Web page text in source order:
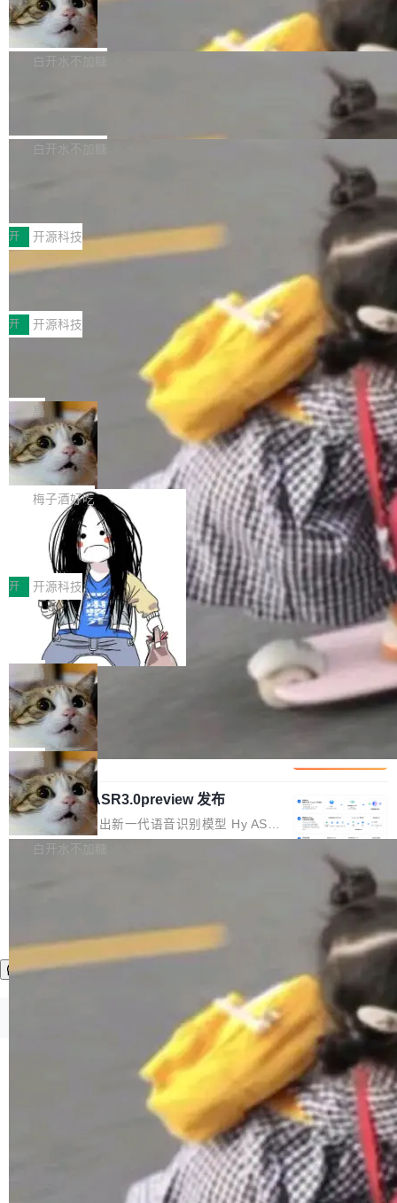
ceXAI的资金消耗速度尤为引人瞩目。然而，支
撑庞大支出的资金来源却呈现出截然不同的面
貌。数据显示，微软和 Meta 主要依托充沛的经
你可以用 curl -fsSL https://dev.meta.ai/install.
sh | bash 安装一个能在大项目里自动规划、写
代码、验证结果的 AI 终端工具。 据介绍，Muse
个主 agent 循环，外加一组后台 agent。这些后
美团开源 LoHoSearch，用知识图谱校
准 AI 能力认知
机器出题的前提，是让机器拥有全局视野。整个
构建流程可以分为四个环节：建图 → 控制难度
白开水不加糖
库，并将作为transport接入Mooncake TENT。
MPComm将作为一种传输引擎接入Mooncake T
ENT，实现零拷贝传输性能提升30%、非零拷贝
传输性能最高提升5倍。UCL-MPComm底层基
于自研UCL-Engine通信引擎，后续腾讯网平将
持续开源更多基于UCL-Engine的高性能通信组
件。 腾讯网平团队在UCL-MPComm中实现了一
个独立于业务线程的全局通信引擎（Engine），
白开水不加糖
型案例入选名单》，深信服“面向企业研发场景的
开源 AI 编程平台 CoStrict 应用”凭借卓越的技术
创新与落地成效成功入选。 全链路私有化部署，
助力企业AI研发安全落地 当前，越来越多企业已
经开始引入 AI Coding 工具，通过调用公有云模
型或企业内部部署模型提升研发效率。但随着 AI
Coding 从个人辅助工具逐步走向团队级、组织
级应用，企业在规模化落地过程中，对安全性、
可控性和代码质量提出了更高要求。 首先是数据
安全与合规要求。对于大多数普通研发场景，公
有云模型能够满足快速试用和效率提升的需求。
但对于金融、能源、医疗等对数据安全要求较...
开 开源科技
深信服AI算力网关入选工信部人工智能
前不久，工业和信息化部正式发布《2025年人工
智能应用典型案例名单》，集中展示人工智能在
各领域的应用成果，覆盖技术底座、行业赋能、
产品应用、支撑保障、专题等五大方向。深信服
AI算力网关（AI创新平台）成功入选！ 随着各行
各业的Agent走向规模化建设，算力构成形态逐
渐丰富，用户关注的重点也在发生变化：不只是
让AI用起来，还要进一步看清混合算力时代下，
Token花在哪里、算力是否被充分利用，以及持
续增长的AI成本该如何优化。 深信服AI算力网关
正是围绕这些实际问题，从Token治理和成本治
理两个方面，让用户的每一份算力都看得清、管
得住、用得稳、省得下、更安全！ 一、从现在开
始，Token使用一目...
开 开源科技
Jeff Dean 离开 Google：一个时代的结
束，一个实验室的开始
Google 员工编号 20。MapReduce 作者之一。
Bigtable 作者之一。TensorFlow 的作者之一。
Gemini 的架构师。Google 首席科学家。 Jeff D
ean 在 Google 工作了 27 年后，宣布离职。 他
不是一个人走。一同离开的还有 Sanjay Ghema
wat（Google 员工编号 23，Jeff Dean 二十多
年的编程搭档，MapReduce 和 Bigtable 的共同
作者）、Quoc Le（Google 大脑核心成员，Se
q2Seq 和 DocAI 的共同发明人）以及 Oriol Vin
yals（Gemini 联合负责人，AlphaSta...
局
🔥 SolonCode v2026.8.4 发布：界面
字体可调、22 种语言、记忆搜索增强
打开终端就能上岗的全中文编码智能体，这一轮
把「看得清、用母语、记得住」三件事一次补
齐。 SolonCode 是什么 SolonCode 是杭州无
耳科技研发的企业级终端编码智能体——一位全
中文驱动的数字员工，自主理解需求、规划步
骤、编写代码。不挑模型、不挑平台，curl 一行
装完即用。 开源地址：Gitee · GitCode · GitHu
b 安装 支持 Java 8+（8~26）、macOS / Linu
x / Windows / Harmony PC。 # macOS / Linu
x / Harmony PC curl -fsSL https://solon.noea
r.org/solon...
梅子酒好吃
让“代码语义理解”深度释放AI Coding
价值潜能：华为云码道（CodeArts）
代码仓技术解析
一、代码仓深度理解技术的作用与价值 在软件工
程实践中，代码仓是企业核心知识资产的主要载
体。企业级代码仓库通常包含数十万乃至数百万
个文件，其规模远超单次模型调用可承载的上下
文窗口。随着项目规模的持续扩张与代码历史的
不断累积，代码仓中的模块关系、接口契约、业
务逻辑等关键信息往往分散于数十乃至数百个文
件之中，形成高度复杂的知识关联网络。传统的
代码检索手段（如关键词匹配、目录遍历）仅能
在语法层面完成文本定位，难以触及代码的语义
内涵与结构关联，导致开发者使用代码智能体在
理解大规模代码仓时面临显著"代码仓理解"瓶
颈。 代码仓深度理解服务（以下简称" CodeBas
e深度理解服务"）是华为云码道（CodeA...
开 开源科技
一条“删库”命令跑 17 小时，算法工程
师删光 89TB 数据只为干私活
最高人民检察院8月4日公布了一起案件：北京一
名90后算法工程师王某，为了给自己接的私活腾
服务器空间，删光了公司AI游戏部门的全部核心
数据。 王某2024年1月入职东城区某科技公司AI
短剧部门，有互联网大厂背景。在公司内部架构
调整期间，部门三次通知全员将数据从A集群迁
移到B集群，王某都回复了"收到"。 他没有迁移
数据。2024年9月3日下午4点，他使用此前登录
的账号密码进入A集群，输入了一条被程序员圈
称为"删库跑路"的命令——最高管理员权限、无
局
Cloudflare 分享推理优化实践：KV ca
che 量化 + 权重压缩，吞吐量提升 4
1%，成本降 30%
Kimi 和 GLM 是当前最强的大模型系列之一，但
它们有一个共同的问题：太吃显存了。月之暗面
的 Kimi K 系列和智谱的 GLM 都是长上下文、M
oE 架构的大模型，好用到让人上瘾，但 GPU 显
存永远不够用。 Cloudflare 的 Workers AI 团队
一直在跑这些模型的推理。他们在官方博客上发
整性保护。效果是：吞吐量提升 41%，每 token
成本降低 30%，精度不变。 FP8 省的不仅是显
存 KV cache 是推理时最吃显...
局
腾讯混元 Hy ASR3.0preview 发布
腾讯混元正式推出新一代语音识别模型 Hy ASR
3.0preview。基于最新一代大语言模型 Hy3 的
让语音识别不再只是听清，而是真正听懂。通过
先理解你的语境和意图，再把准确的文字直接给
到你。从“逐字转写、单点优化”演进为“理解语
境、兼容场景、一键直出”。 Hy ASR 3.0 previe
w 不要求标准普通话，方言识别覆盖粤语、吴语
等 10 大方言片区和 20 余个二级小片区。在开
源评测集中，Hy ASR 3.0 preview 在多语种的
白开水不加糖
©OSCHINA(OSChina.NET) 京ICP备2025119063号